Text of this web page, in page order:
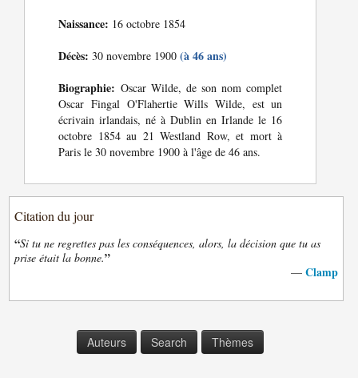
Naissance: 16 octobre 1854
Décès: 30 novembre 1900(à 46 ans)
Biographie: Oscar Wilde, de son nom complet
Oscar Fingal O'Flahertie Wills Wilde, est un
écrivain irlandais, né à Dublin en Irlande le 16
octobre 1854 au 21 Westland Row, et mort à
Paris le 30 novembre 1900 à l'âge de 46 ans.
Citation du jour
“Si tu ne regrettes pas les conséquences, alors, la décision que tu as
prise était la bonne.”
— Clamp
Auteurs Search Thèmes